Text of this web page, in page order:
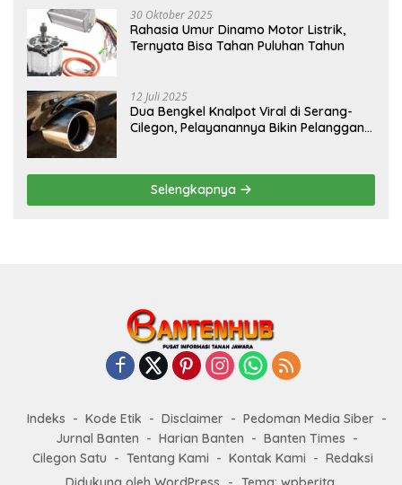
30 Oktober 2025
Rahasia Umur Dinamo Motor Listrik,
Ternyata Bisa Tahan Puluhan Tahun
12 Juli 2025
Dua Bengkel Knalpot Viral di Serang-
Cilegon, Pelayanannya Bikin Pelanggan
Selengkapnya
Indeks Kode Etik Disclaimer
Pedoman Media Siber
Jurnal Banten
Harian Banten
Banten Times
Cilegon Satu
Tentang Kami Kontak Kami
Redaksi